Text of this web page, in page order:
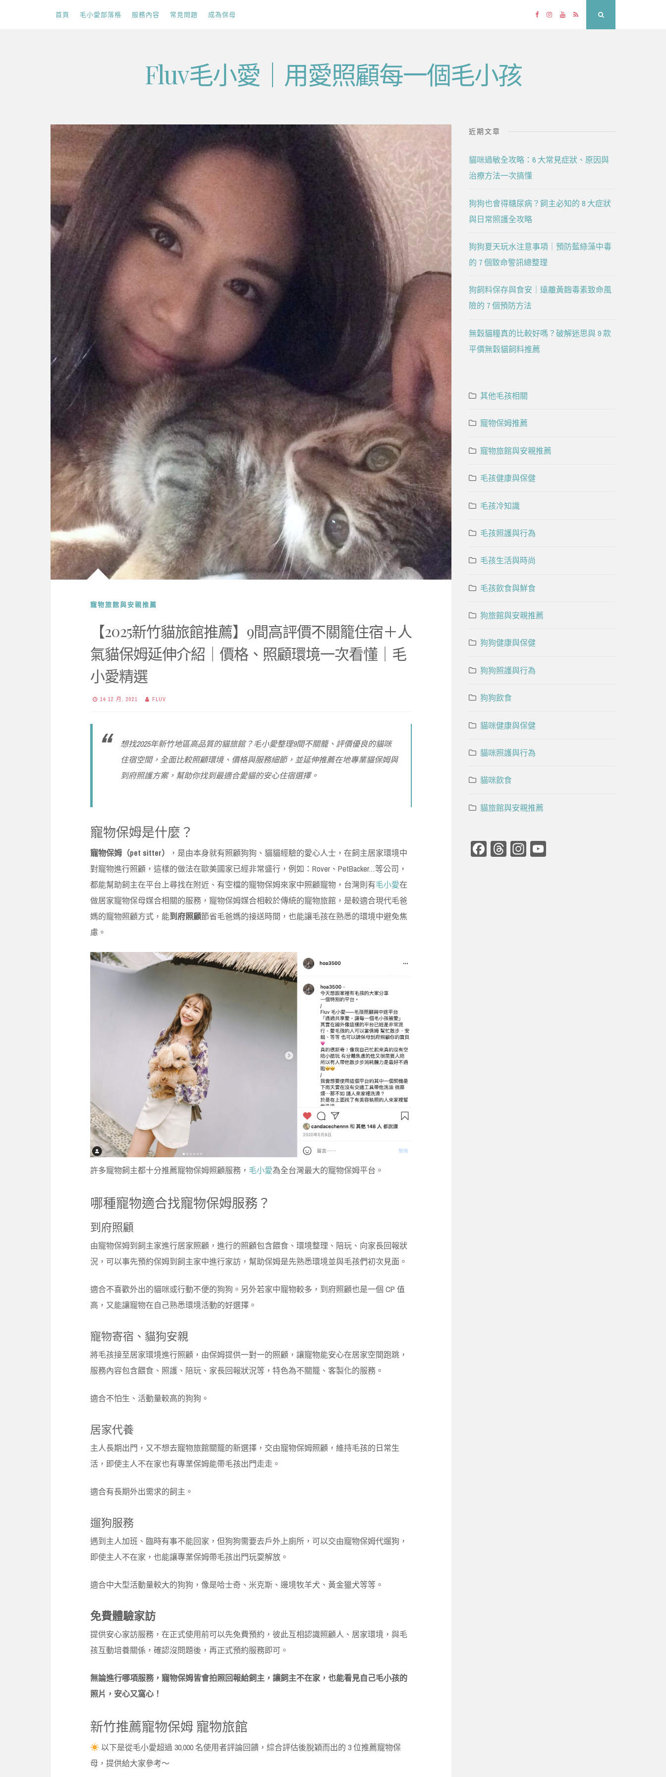
首頁 毛小愛部落格 服務內容 常見問題 成為保母 FacebookInstagram
YouTube
RSS
Fluv毛小愛｜用愛照顧每一個毛小孩
寵物旅館與安親推薦
【2025新竹貓旅館推薦】9間高評價不關籠住宿＋人
氣貓保姆延伸介紹｜價格、照顧環境一次看懂｜毛
小愛精選
14 12 月, 2021 FLUV
想找2025年新竹地區高品質的貓旅館？毛小愛整理9間不關籠、評價優良的貓咪
住宿空間，全面比較照顧環境、價格與服務細節，並延伸推薦在地專業貓保姆與
到府照護方案，幫助你找到最適合愛貓的安心住宿選擇。
寵物保姆是什麼？
寵物保姆（pet sitter）
，是由本身就有照顧狗狗、貓貓經驗的愛心人士，在飼主居家環境中
對寵物進行照顧，這樣的做法在歐美國家已經非常盛行，例如：Rover、PetBacker…等公司，
都能幫助飼主在平台上尋找在附近、有空檔的寵物保姆來家中照顧寵物，台灣則有毛小愛在
做居家寵物保母媒合相關的服務，寵物保姆媒合相較於傳統的寵物旅館，是較適合現代毛爸
媽的寵物照顧方式，能到府照顧節省毛爸媽的接送時間，也能讓毛孩在熟悉的環境中避免焦
慮。
許多寵物飼主都十分推薦寵物保姆照顧服務， 毛小愛為全台灣最大的寵物保姆平台。
哪種寵物適合找寵物保姆服務？
到府照顧
由寵物保姆到飼主家進行居家照顧，進行的照顧包含餵食、環境整理、陪玩、向家長回報狀
況，可以事先預約保姆到飼主家中進行家訪，幫助保姆是先熟悉環境並與毛孩們初次見面。
適合不喜歡外出的貓咪或行動不便的狗狗。另外若家中寵物較多，到府照顧也是一個 CP 值
高，又能讓寵物在自己熟悉環境活動的好選擇。
寵物寄宿、貓狗安親
將毛孩接至居家環境進行照顧，由保姆提供一對一的照顧，讓寵物能安心在居家空間跑跳，
服務內容包含餵食、照護、陪玩、家長回報狀況等，特色為不關籠、客製化的服務。
適合不怕生、活動量較高的狗狗。
居家代養
主人長期出門，又不想去寵物旅館關籠的新選擇，交由寵物保姆照顧，維持毛孩的日常生
活，即使主人不在家也有專業保姆能帶毛孩出門走走。
適合有長期外出需求的飼主。
遛狗服務
遇到主人加班、臨時有事不能回家，但狗狗需要去戶外上廁所，可以交由寵物保姆代遛狗，
即使主人不在家，也能讓專業保姆帶毛孩出門玩耍解放。
適合中大型活動量較大的狗狗，像是哈士奇、米克斯、邊境牧羊犬、黃金獵犬等等。
免費體驗家訪
提供安心家訪服務，在正式使用前可以先免費預約，彼此互相認識照顧人、居家環境，與毛
孩互動培養關係，確認沒問題後，再正式預約服務即可。
無論進行哪項服務，寵物保姆皆會拍照回報給飼主，讓飼主不在家，也能看見自己毛小孩的
照片，安心又窩心！
新竹推薦寵物保姆 寵物旅館
以下是從毛小愛超過 30,000 名使用者評論回饋，綜合評估後脫穎而出的 3 位推薦寵物保
母，提供給大家參考～
近期文章
貓咪過敏全攻略：6 大常見症狀、原因與
治療方法一次搞懂
狗狗也會得糖尿病？飼主必知的 8 大症狀
與日常照護全攻略
狗狗夏天玩水注意事項｜預防藍綠藻中毒
的 7 個致命警訊總整理
狗飼料保存與食安｜遠離黃麴毒素致命風
險的 7 個預防方法
無穀貓糧真的比較好嗎？破解迷思與 9 款
平價無穀貓飼料推薦
其他毛孩相關
寵物保姆推薦
寵物旅館與安親推薦
毛孩健康與保健
毛孩冷知識
毛孩照護與行為
毛孩生活與時尚
毛孩飲食與鮮食
狗旅館與安親推薦
狗狗健康與保健
狗狗照護與行為
狗狗飲食
貓咪健康與保健
貓咪照護與行為
貓咪飲食
貓旅館與安親推薦
Facebook
ThreadsInstagram
YouTube